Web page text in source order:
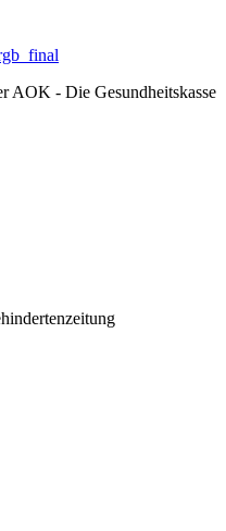
AOK - Die Gesundheitskasse